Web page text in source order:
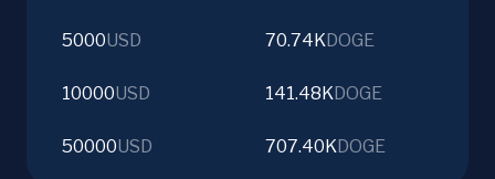
5000USD 70.74KDOGE
10000USD 141.48KDOGE
50000USD 707.40KDOGE